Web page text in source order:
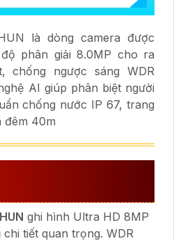
là dòng camera được
phân giải 8.0MP cho ra
chống ngược sáng WDR
AI giúp phân biệt người
chống nước IP 67, trang
đêm 40m
ghi hình Ultra HD 8MP
tiết quan trọng. WDR